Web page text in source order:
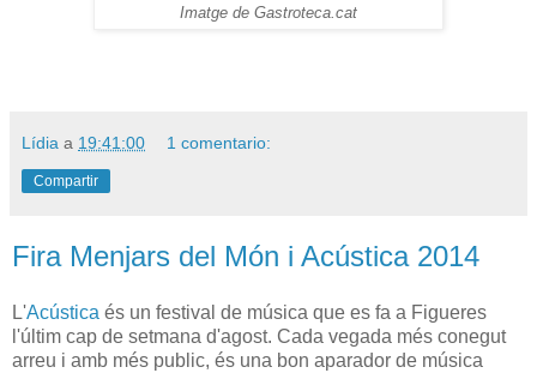
Imatge de Gastroteca.cat
Lídia a 19:41:00 1 comentario:
Compartir
Fira Menjars del Món i Acústica 2014
L'Acústica és un festival de música que es fa a Figueres
l'últim cap de setmana d'agost. Cada vegada més conegut
arreu i amb més public, és una bon aparador de música